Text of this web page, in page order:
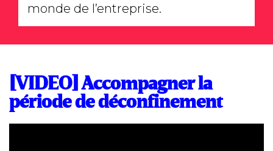
monde de l’entreprise.
[VIDEO] Accompagner la
période de déconfinement